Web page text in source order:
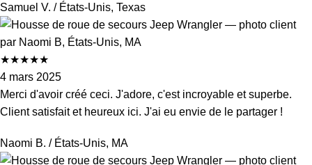
Samuel V. / États-Unis, Texas
★★★★★
4 mars 2025
Merci d'avoir créé ceci. J'adore, c'est incroyable et superbe.
Client satisfait et heureux ici. J'ai eu envie de le partager !
Naomi B. / États-Unis, MA